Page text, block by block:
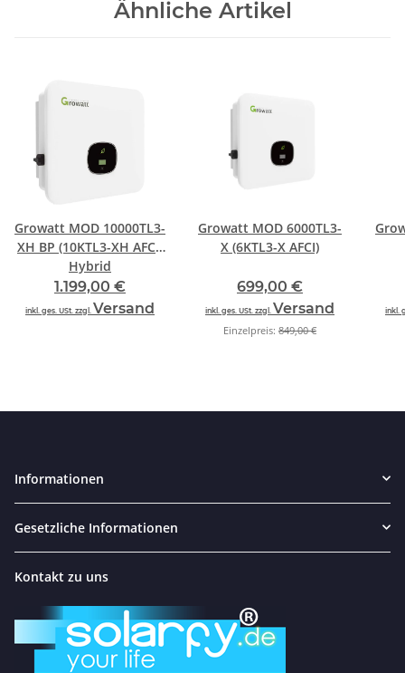
Ähnliche Artikel
Growatt MOD 10000TL3-
XH BP (10KTL3-XH AFCI)
Hybrid
1.199,00 €
inkl. ges. USt. zzgl. Versand
Growatt MOD 6000TL3-
X (6KTL3-X AFCI)
699,00 €
inkl. ges. USt. zzgl. Versand
Einzelpreis: 849,00 €
inkl.
Informationen
Gesetzliche Informationen
Kontakt zu uns